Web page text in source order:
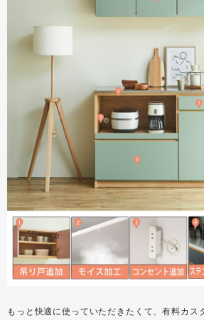
もっと快適に使っていただきたくて、有料カス